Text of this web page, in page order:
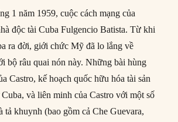
1 năm 1959, cuộc cách mạng của
độc tài Cuba Fulgencio Batista. Từ khi
ra đời, giới chức Mỹ đã lo lắng về
bộ râu quai nón này. Những bài hùng
Castro, kế hoạch quốc hữu hóa tài sản
và liên minh của Castro với một số
tả khuynh (bao gồm cả Che Guevara,